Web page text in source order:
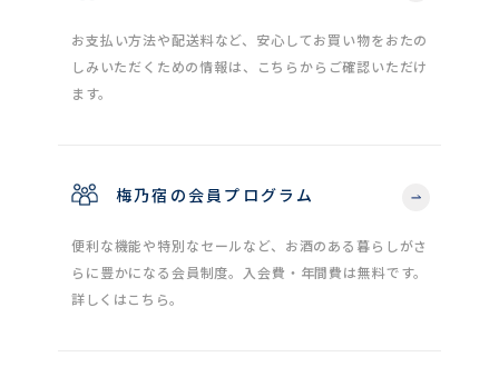
お支払い方法や配送料など、安心してお買い物をおたの
しみいただくための情報は、こちらからご確認いただけ
ます。
梅乃宿の会員プログラム
便利な機能や特別なセールなど、お酒のある暮らしがさ
らに豊かになる会員制度。入会費・年間費は無料です。
詳しくはこちら。